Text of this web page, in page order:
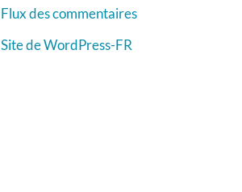
Flux des commentaires
Site de WordPress-FR